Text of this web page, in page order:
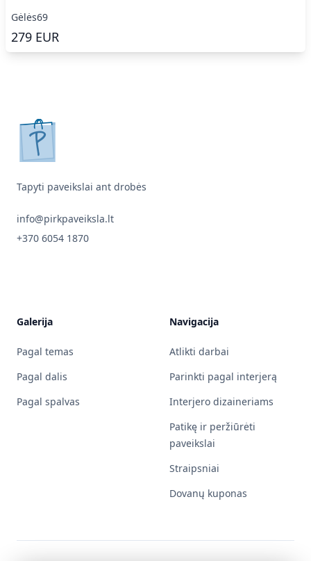
Gėlės69
279 EUR
pirkpaveiksla.lt
Tapyti paveikslai ant drobės
info@pirkpaveiksla.lt
+370 6054 1870
Galerija
Pagal temas
Pagal dalis
Pagal spalvas
Navigacija
Atlikti darbai
Parinkti pagal interjerą
Interjero dizaineriams
Patikę ir peržiūrėti
paveikslai
Straipsniai
Dovanų kuponas